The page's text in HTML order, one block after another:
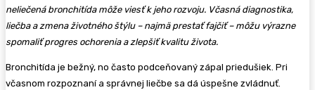
neliečená bronchitída môže viesť k jeho rozvoju. Včasná diagnostika,
liečba a zmena životného štýlu – najmä prestať fajčiť – môžu výrazne
spomaliť progres ochorenia a zlepšiť kvalitu života.
Bronchitída je bežný, no často podceňovaný zápal priedušiek. Pri
včasnom rozpoznaní a správnej liečbe sa dá úspešne zvládnuť.